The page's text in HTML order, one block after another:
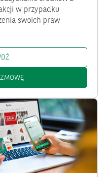
w przypadku
swoich praw
CHARGEBACK - DODATKOWA
CHARGEBACK -